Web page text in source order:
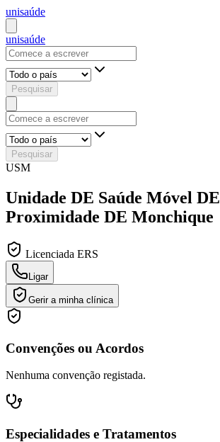
unisaúde
unisaúde
Pesquisar
Pesquisar
USM
Unidade DE Saúde Móvel DE
Proximidade DE Monchique
Licenciada ERS
Ligar
Gerir a minha clínica
Convenções ou Acordos
Nenhuma convenção registada.
Especialidades e Tratamentos